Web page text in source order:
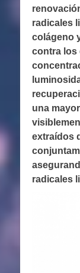
radicales
colágeno
contra los
una
extraídos
radicales